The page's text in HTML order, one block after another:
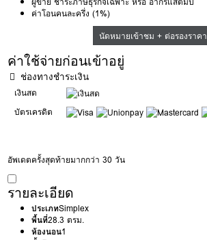
ค่าโอนคนละครึ่ง (1%)
นัดหมายเข้าชม + ต่อรองราคา
ค่าใช้จ่ายก่อนเข้าอยู่
ช่องทางชำระเงิน
เงินสด
บัตรเครดิต
อัพเดตครั้งสุดท้ายมากกว่า 30 วัน
รายละเอียด
ประเภทSimplex
พื้นที่28.3 ตรม.
ห้องนอน1